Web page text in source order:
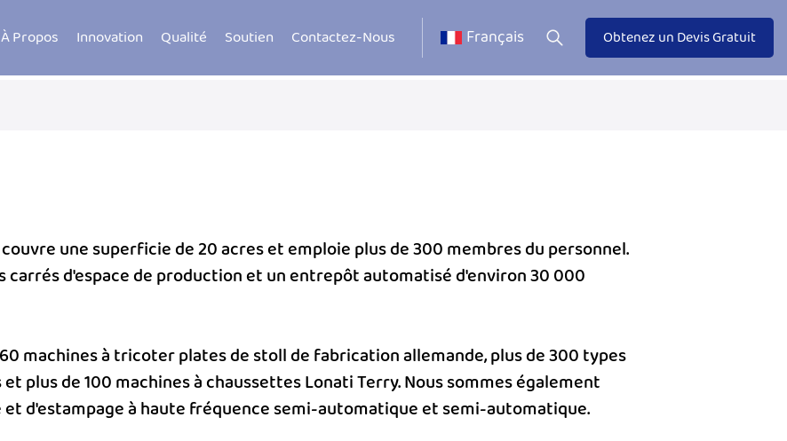
À Propos Innovation Qualité Soutien Contactez-Nous Français Obtenez un Devis Gratuit
une superficie de 20 acres et emploie plus de 300 membres du personnel.
carrés d'espace de production et un entrepôt automatisé d'environ 30 000
machines à tricoter plates de stoll de fabrication allemande, plus de 300 types
plus de 100 machines à chaussettes Lonati Terry. Nous sommes également
et d'estampage à haute fréquence semi-automatique et semi-automatique.